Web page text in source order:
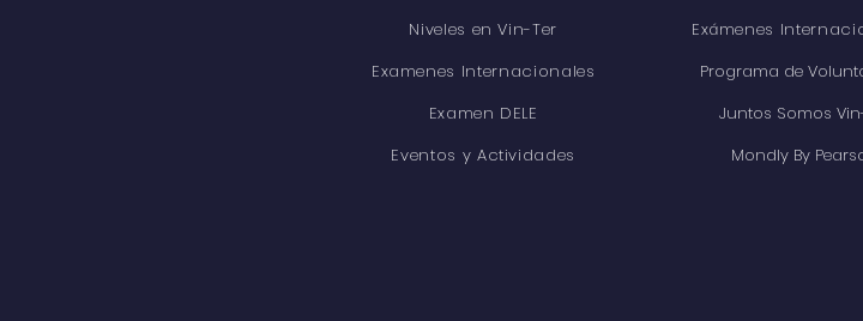
Niveles en Vin-Ter
Examenes Internacionales
Examen DELE
Eventos y Actividades
Exámenes
Programa de
Juntos Somos
Mondly By